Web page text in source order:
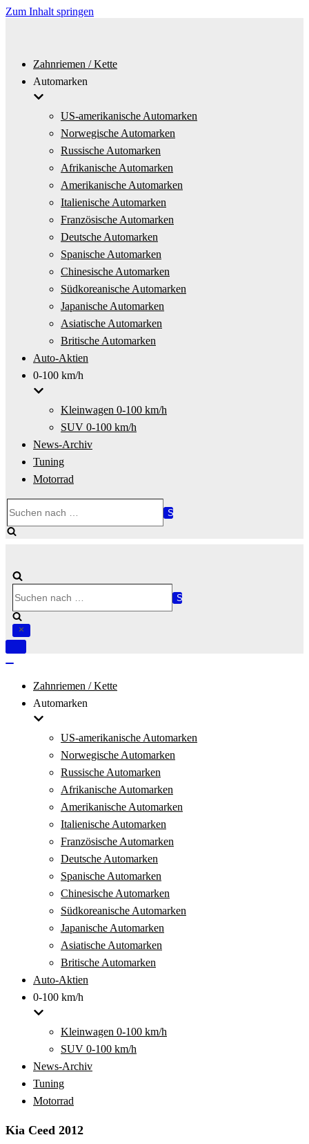
Zum Inhalt springen
Zahnriemen / Kette
Automarken
US-amerikanische Automarken
Norwegische Automarken
Russische Automarken
Afrikanische Automarken
Amerikanische Automarken
Italienische Automarken
Französische Automarken
Deutsche Automarken
Spanische Automarken
Chinesische Automarken
Südkoreanische Automarken
Japanische Automarken
Asiatische Automarken
Britische Automarken
Auto-Aktien
0-100 km/h
Kleinwagen 0-100 km/h
SUV 0-100 km/h
News-Archiv
Tuning
Motorrad
nach …
nach …
Navigation
Zahnriemen / Kette
Automarken
US-amerikanische Automarken
Norwegische Automarken
Russische Automarken
Afrikanische Automarken
Amerikanische Automarken
Italienische Automarken
Französische Automarken
Deutsche Automarken
Spanische Automarken
Chinesische Automarken
Südkoreanische Automarken
Japanische Automarken
Asiatische Automarken
Britische Automarken
Auto-Aktien
0-100 km/h
Kleinwagen 0-100 km/h
SUV 0-100 km/h
News-Archiv
Tuning
Motorrad
Kia Ceed 2012